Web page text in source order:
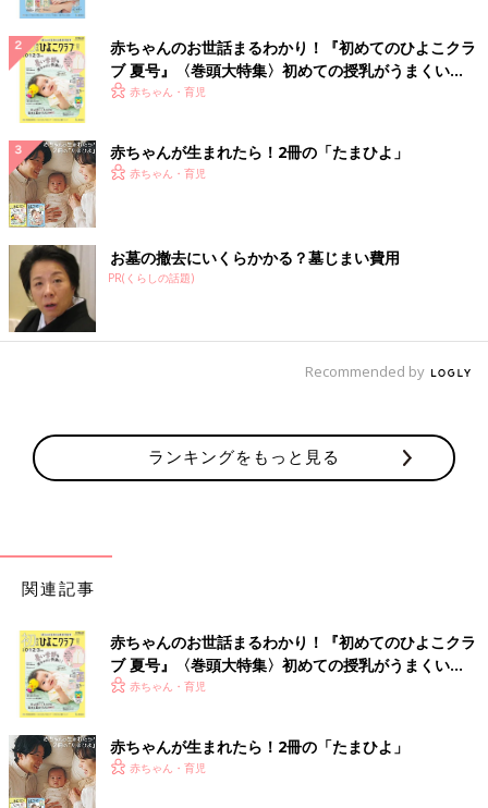
出典：Instagramアカウント「miir0713」
みーさんは、ポインテッドフラットサンダルを購入したようです
かけて、マネしてみたんだとか。素足・ソックスどちらで合わせ
ても素敵に履きこなせそうですよね。
赤ちゃんのお世話まるわかり！『初めてのひよこクラ
ブ 夏号』〈巻頭大特集〉初めての授乳がうまくい
く！ おっぱい・ミルクの基本と夏のトラブル 解決テ
赤ちゃん・育児
赤ちゃんが生まれたら！2冊の「たまひよ」
赤ちゃん・育児
お墓の撤去にいくらかかる？墓じまい費用
PR(くらしの話題)
Recommended by
ランキングをもっと見る
関連記事
赤ちゃんのお世話まるわかり！『初めてのひよこクラ
ブ 夏号』〈巻頭大特集〉初めての授乳がうまくい
く！ おっぱい・ミルクの基本と夏のトラブル 解決テ
赤ちゃん・育児
赤ちゃんが生まれたら！2冊の「たまひよ」
赤ちゃん・育児